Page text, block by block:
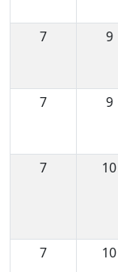
7
9
7
9
7
10
7
10